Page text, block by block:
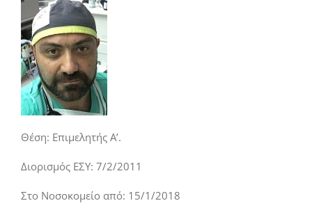
Θέση: Επιμελητής Α’.
Διορισμός ΕΣΥ: 7/2/2011
Στο Νοσοκομείο από: 15/1/2018